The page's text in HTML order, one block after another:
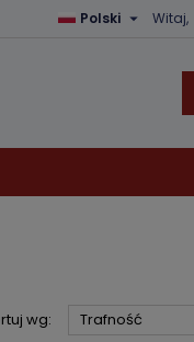
Witaj,
Polski 
wg: Trafność